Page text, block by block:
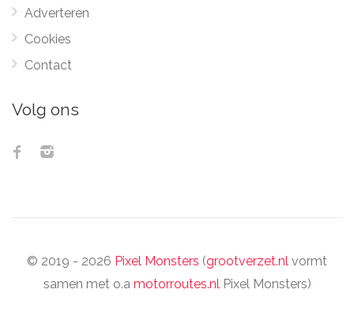
Adverteren
Cookies
Contact
Volg ons
© 2019 - 2026 Pixel Monsters (grootverzet.nl vormt
samen met o.a motorroutes.nlPixel Monsters)